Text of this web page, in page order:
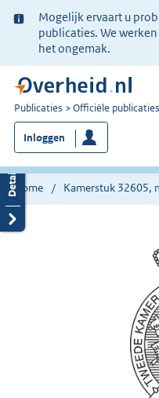
Ter
informatie:
Mogelijk ervaart u
publicaties. We
het ongemak.
U
bent
nu
hier:
Publicaties Officiële publicaties
Inloggen
Home Kamerstuk 32605,